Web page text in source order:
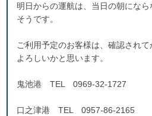
明日からの運航は、当日の朝にな
そうです。
ご利用予定のお客様は、確認され
よろしいかと思います。
鬼池港 TEL 0969-32-1727
口之津港 TEL 0957-86-2165